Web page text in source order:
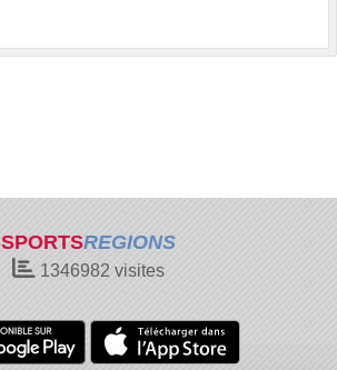
SPORTSREGIONS
1346982 visites